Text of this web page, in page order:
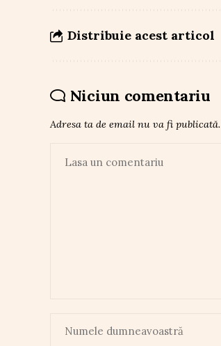
Distribuie acest articol
Niciun comentariu
Adresa ta de email nu va fi publicată.